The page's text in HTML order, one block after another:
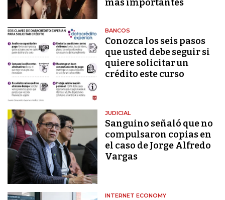
más importantes
BANCOS
Conozca los seis pasos
que usted debe seguir si
quiere solicitar un
crédito este curso
JUDICIAL
Sanguino señaló que no
compulsaron copias en
el caso de Jorge Alfredo
Vargas
INTERNET ECONOMY